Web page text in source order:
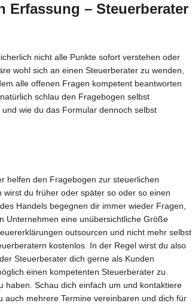
Erfassung – Steuerberater
nicht alle Punkte sofort verstehen oder
wohl sich an einen Steuerberater zu wenden,
alle offenen Fragen kompetent beantworten
schlau den Fragebogen selbst
wie du das Formular dennoch selbst
helfen den Fragebogen zur steuerlichen
du früher oder später so oder so einen
Handels begegnen dir immer wieder Fragen,
Unternehmen eine unübersichtliche Größe
outsourcen und nicht mehr selbst
kostenlos. In der Regel wirst du also
Steuerberater dich gerne als Kunden
einen kompetenten Steuerberater zu
haben. Schau dich einfach um und kontaktiere
mehrere Termine vereinbaren und dich für